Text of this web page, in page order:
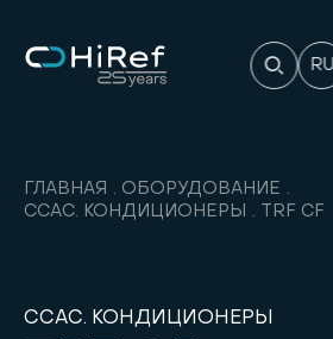
RU
ГЛАВНАЯ
ОБОРУДОВАНИЕ
CCAC. КОНДИЦИОНЕРЫ
TRF CF
CCAC. КОНДИЦИОНЕРЫ